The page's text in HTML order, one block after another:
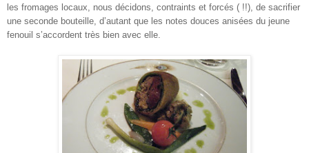
les fromages locaux, nous décidons, contraints et forcés ( !!), de sacrifier
une seconde bouteille, d’autant que les notes douces anisées du jeune
fenouil s’accordent très bien avec elle.